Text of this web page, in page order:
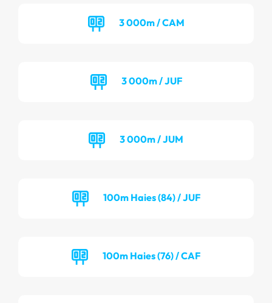
3 000m / CAM
3 000m / JUF
3 000m / JUM
100m Haies (84) / JUF
100m Haies (76) / CAF